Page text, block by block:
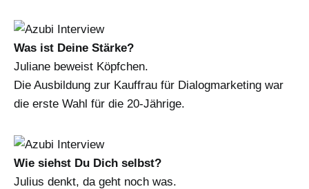
Was ist Deine Stärke?
Juliane beweist Köpfchen.
Die Ausbildung zur Kauffrau für Dialogmarketing war
die erste Wahl für die 20-Jährige.
Wie siehst Du Dich selbst?
Julius denkt, da geht noch was.